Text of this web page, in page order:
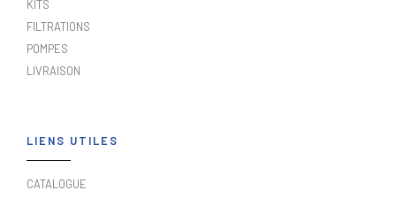
KITS
FILTRATIONS
POMPES
LIVRAISON
LIENS UTILES
CATALOGUE